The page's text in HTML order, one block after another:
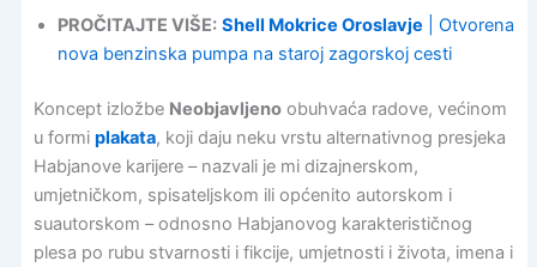
PROČITAJTE VIŠE: Shell Mokrice Oroslavje | Otvorena
nova benzinska pumpa na staroj zagorskoj cesti
Koncept izložbe Neobjavljenoobuhvaća radove, većinom
u formi plakata, koji daju neku vrstu alternativnog presjeka
Habjanove karijere – nazvali je mi dizajnerskom,
umjetničkom, spisateljskom ili općenito autorskom i
suautorskom – odnosno Habjanovog karakterističnog
plesa po rubu stvarnosti i fikcije, umjetnosti i života, imena i